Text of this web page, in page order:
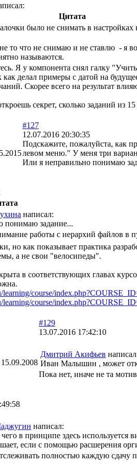
Цитата
было не снимать в настройках
то что не снимаю и не ставлю - я
называются.
Я у компонента снял галку
делал примеры с датой на
Скорее всего на результат
секрет, сколько заданий из
#127
12.07.2016 20:30:35
Подскажите, пожалуйста, как
левом меню." У меня три
Или я неправильно понимаю
написал:
понимаю задание...
работы с иерархий файлов в
но как показывает практика
а не свои "велосипеды".
в соответствующих главах
learning/course/
learning/course/
15.09.2008
#129
13.07.2016 17:42:10
Дмитрий Акифьев
Иван Малышин , может
Пока нет, иначе не та
написал:
в принципе здесь
если с помощью расшерения
полностью каждую сдачу